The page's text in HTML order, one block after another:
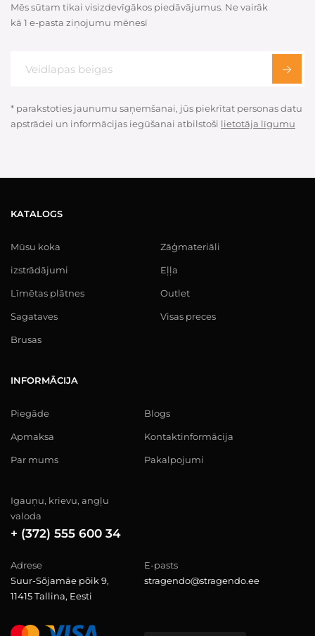
Mēs sūtam tikai visizdevīgākos piedāvājumus. Ne vairāk
kā 1 e-pasta ziņojumu mēnesī
* parakstoties jaunumu saņemšanai, jūs piekrītat personas datu
apstrādei un informācijas iegūšanai atbilstoši lietotāja līgumu
KATALOGS
Mūsu koka
izstrādājumi
Līmētas plātnes
Sagataves
Brusas
Zāģmateriāli
Eļļa
Outlet
Visas preces
INFORMĀCIJA
Piegāde
Apmaksa
Par mums
Blogs
Kontaktinformācija
Pakalpojumi
Igauņu, krievu, angļu
valoda
+ (372) 555 600 34
Adrese
Suur-Sõjamäe põik 9,
11415 Tallina, Eesti
E-pasts
stragendo@stragendo.ee